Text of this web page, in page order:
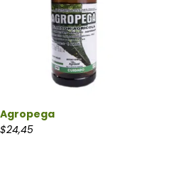
Agropega
$24,45